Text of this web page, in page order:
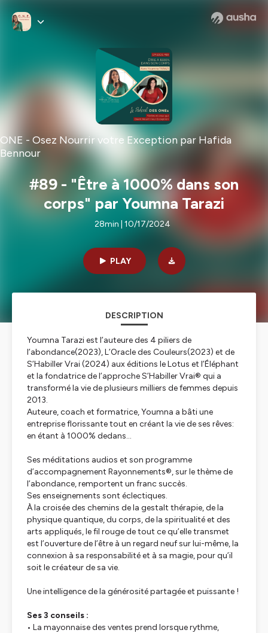
ONE - Osez Nourrir votre Exception par Hafida
Bennour
#89 - "Être à 1000% dans son
corps" par Youmna Tarazi
28min | 10/17/2024
PLAY
DESCRIPTION
Youmna Tarazi est l’auteure des 4 piliers de
l’abondance(2023), L’Oracle des Couleurs(2023) et de
S’Habiller Vrai (2024) aux éditions le Lotus et l’Éléphant
et la fondatrice de l’approche S’Habiller Vrai® qui a
transformé la vie de plusieurs milliers de femmes depuis
2013.
Auteure, coach et formatrice, Youmna a bâti une
entreprise florissante tout en créant la vie de ses rêves:
en étant à 1000% dedans…
Ses méditations audios et son programme
d’accompagnement Rayonnements®, sur le thème de
l’abondance, remportent un franc succès.
Ses enseignements sont éclectiques.
À la croisée des chemins de la gestalt thérapie, de la
physique quantique, du corps, de la spiritualité et des
arts appliqués, le fil rouge de tout ce qu’elle transmet
est l’ouverture de l’être à un regard neuf sur lui-même, la
connexion à sa responsabilité et à sa magie, pour qu’il
soit le créateur de sa vie.
Une intelligence de la générosité partagée et puissante !
Ses 3 conseils :
• La mayonnaise des ventes prend lorsque rythme,